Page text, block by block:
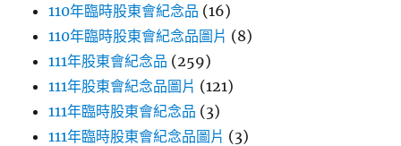
110年臨時股東會紀念品 (16)
110年臨時股東會紀念品圖片 (8)
111年股東會紀念品 (259)
111年股東會紀念品圖片 (121)
111年臨時股東會紀念品 (3)
111年臨時股東會紀念品圖片 (3)